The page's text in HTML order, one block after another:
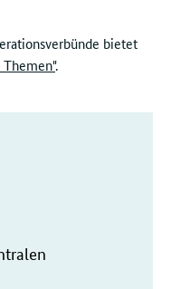
bietet
.